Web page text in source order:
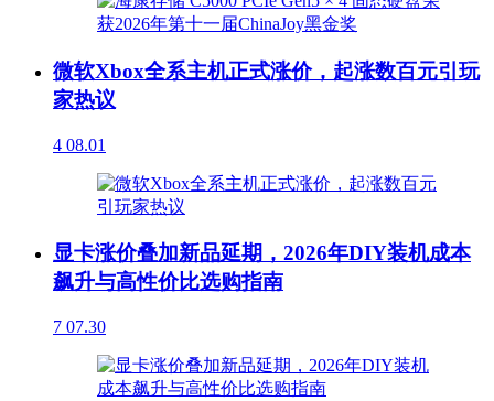
微软Xbox全系主机正式涨价，起涨数百元引玩
家热议
4 08.01
显卡涨价叠加新品延期，2026年DIY装机成本
飙升与高性价比选购指南
7 07.30